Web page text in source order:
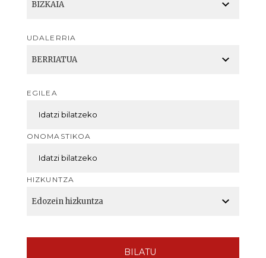
UDALERRIA
EGILEA
ONOMASTIKOA
HIZKUNTZA
BILATU